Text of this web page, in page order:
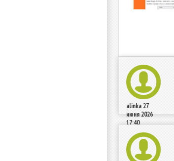
alinka 27
июня 2026
17:40